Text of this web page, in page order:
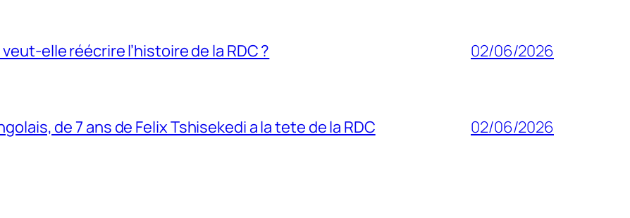
elle réécrire l’histoire de la RDC ? 02/06/2026
de 7 ans de Felix Tshisekedi a la tete de la RDC 02/06/2026